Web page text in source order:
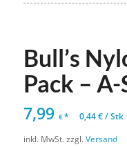
Bull’s
Pack –
7,99 €* 0,44€/Stk
inkl. MwSt. zzgl.Versand